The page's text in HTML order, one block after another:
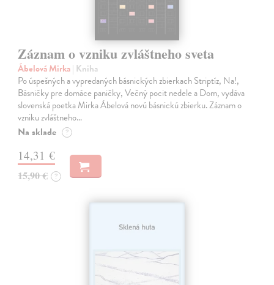
Záznam o vzniku zvláštneho sveta
Ábelová Mirka| Kniha
Po úspešných a vypredaných básnických zbierkach Striptíz, Na!,
Básničky pre domáce paničky, Večný pocit nedele a Dom, vydáva
slovenská poetka Mirka Ábelová novú básnickú zbierku. Záznam o
vzniku zvláštneho…
Na sklade ?
14,31 €
15,90 € ?